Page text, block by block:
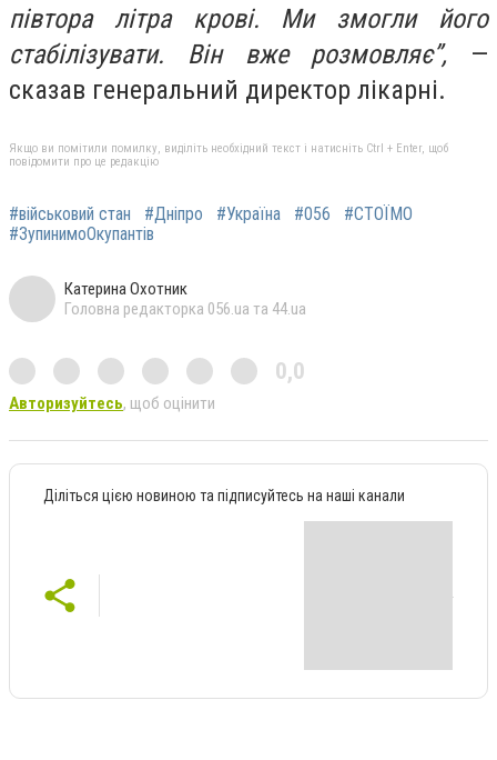
півтора літра крові. Ми змогли його
стабілізувати. Він вже розмовляє”, —
сказав генеральний директор лікарні.
Якщо ви помітили помилку, виділіть необхідний текст і натисніть Ctrl + Enter, щоб
повідомити про це редакцію
#військовий стан #Дніпро #Україна #056
#СТОЇМО
#ЗупинимоОкупантів
Катерина Охотник
Головна редакторка 056.ua та 44.ua
0,0
Авторизуйтесь, щоб оцінити
Діліться цією новиною та підписуйтесь на наші канали